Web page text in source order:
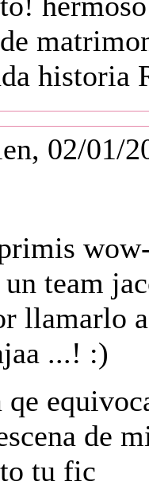
historia
02/01/
un team
llamarlo
...! :)
de
tu fic